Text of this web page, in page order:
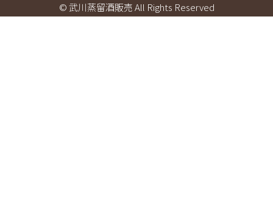
© 武川蒸留酒販売 All Rights Reserved